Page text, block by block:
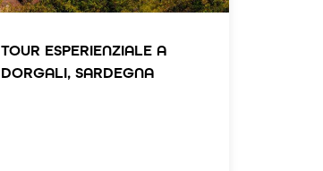
TOUR ESPERIENZIALE A
DORGALI, SARDEGNA